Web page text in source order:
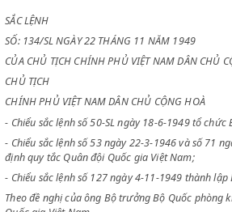
SẮC LỆNH
SỐ: 134/SL NGÀY 22 THÁNG 11 NĂM 1949
CỦA CHỦ TỊCH CHÍNH PHỦ VIỆT NAM DÂN
CHỦ TỊCH
CHÍNH PHỦ VIỆT NAM DÂN CHỦ CỘNG HOÀ
- Chiểu sắc lệnh số 50-SL ngày 18-6-1949 tổ
- Chiểu sắc lệnh số 53 ngày 22-3-1946 và
định quy tắc Quân đội Quốc gia Việt Nam;